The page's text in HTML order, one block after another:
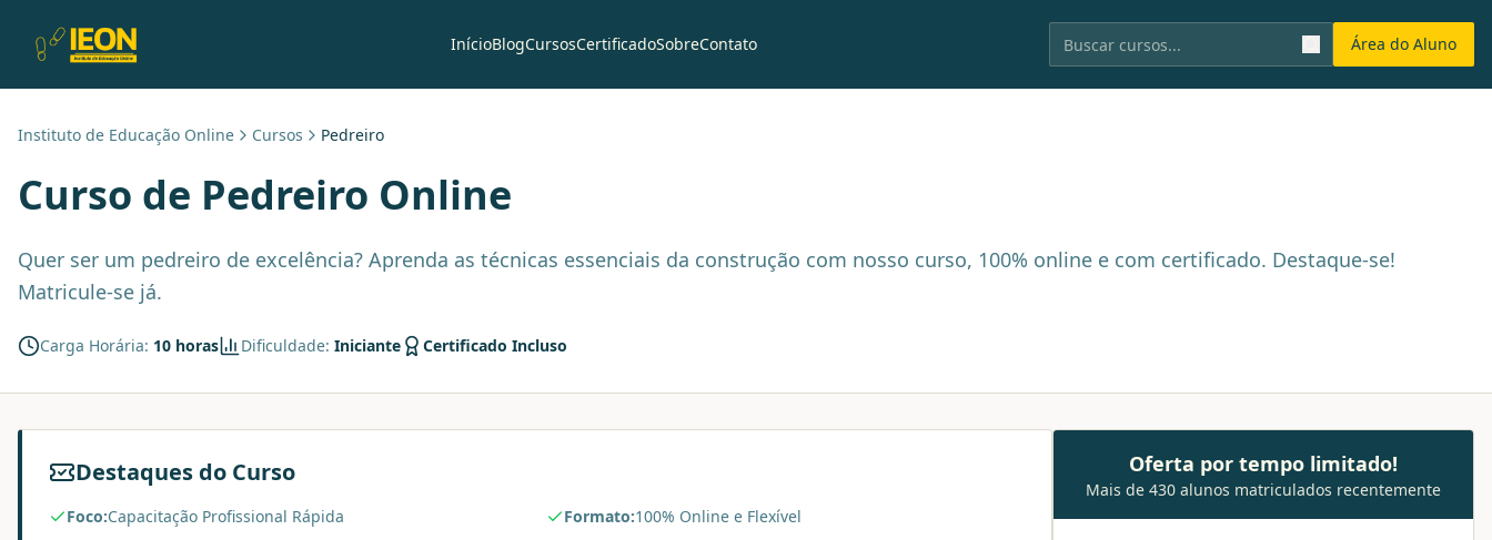
InícioBlogCursosCertificadoSobreContato Área do Aluno
Instituto de Educação Online Cursos Pedreiro
Curso de Pedreiro Online
Quer ser um pedreiro de excelência? Aprenda as técnicas essenciais da construção com nosso curso, 100% online e com certificado. Destaque-se!
Matricule-se já.
Carga Horária: 10 horas Dificuldade: Iniciante Certificado Incluso
Destaques do Curso
Foco:Capacitação Profissional Rápida
Formato:100% Online e Flexível
Oferta por tempo limitado!
Mais de 430 alunos matriculados recentemente